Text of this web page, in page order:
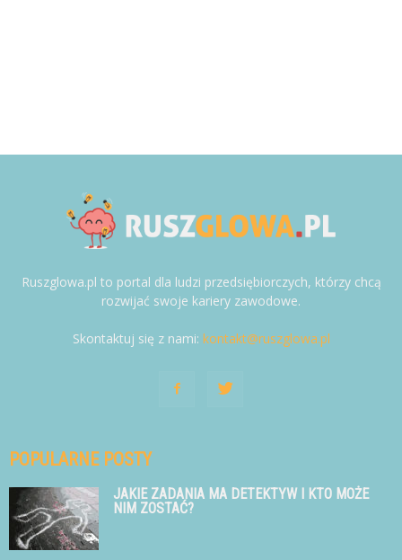
Ruszglowa.pl to portal dla ludzi przedsiębiorczych, którzy chcą
rozwijać swoje kariery zawodowe.
Skontaktuj się z nami: kontakt@ruszglowa.pl
POPULARNE POSTY
JAKIE ZADANIA MA DETEKTYW I KTO MOŻE
NIM ZOSTAĆ?